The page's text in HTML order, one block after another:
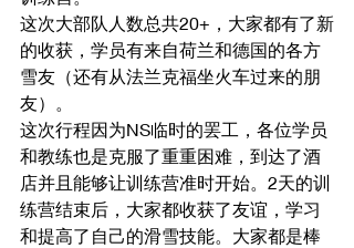
这次大部队人数总共20+，大家都有了新
的收获，学员有来自荷兰和德国的各方
雪友（还有从法兰克福坐火车过来的朋
友）。
这次行程因为NS临时的罢工，各位学员
和教练也是克服了重重困难，到达了酒
店并且能够让训练营准时开始。2天的训
练营结束后，大家都收获了友谊，学习
和提高了自己的滑雪技能。大家都是棒